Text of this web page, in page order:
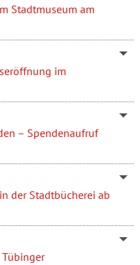
Stadtmuseum am
im
– Spendenaufruf
der Stadtbücherei ab